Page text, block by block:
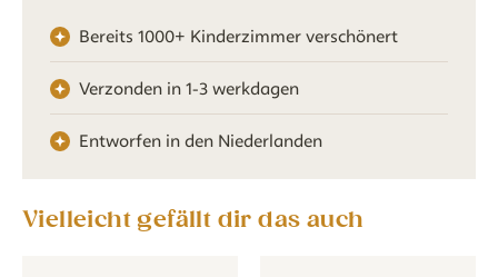
Bereits 1000+ Kinderzimmer verschönert
Verzonden in 1-3 werkdagen
Entworfen in den Niederlanden
Vielleicht gefällt dir das auch